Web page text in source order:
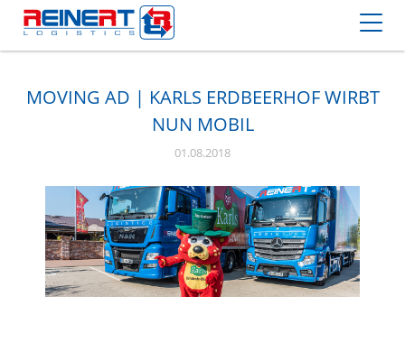
MOVING AD | KARLS ERDBEERHOF WIRBT
NUN MOBIL
01.08.2018